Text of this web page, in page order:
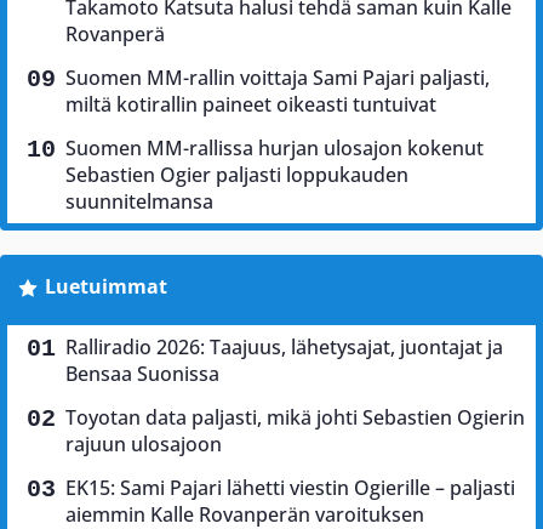
Takamoto Katsuta halusi tehdä saman kuin Kalle
Rovanperä
Suomen MM-rallin voittaja Sami Pajari paljasti,
miltä kotirallin paineet oikeasti tuntuivat
Suomen MM-rallissa hurjan ulosajon kokenut
Sebastien Ogier paljasti loppukauden
suunnitelmansa
Luetuimmat
Ralliradio 2026: Taajuus, lähetysajat, juontajat ja
Bensaa Suonissa
Toyotan data paljasti, mikä johti Sebastien Ogierin
rajuun ulosajoon
EK15: Sami Pajari lähetti viestin Ogierille – paljasti
aiemmin Kalle Rovanperän varoituksen